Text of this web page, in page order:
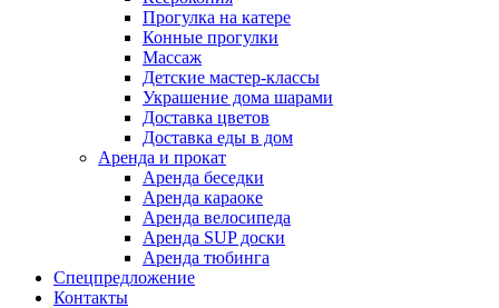
Прогулка на катере
Конные прогулки
Массаж
Детские мастер-классы
Украшение дома шарами
Доставка цветов
Доставка еды в дом
Аренда и прокат
Аренда беседки
Аренда караоке
Аренда велосипеда
Аренда SUP доски
Аренда тюбинга
Спецпредложение
Контакты